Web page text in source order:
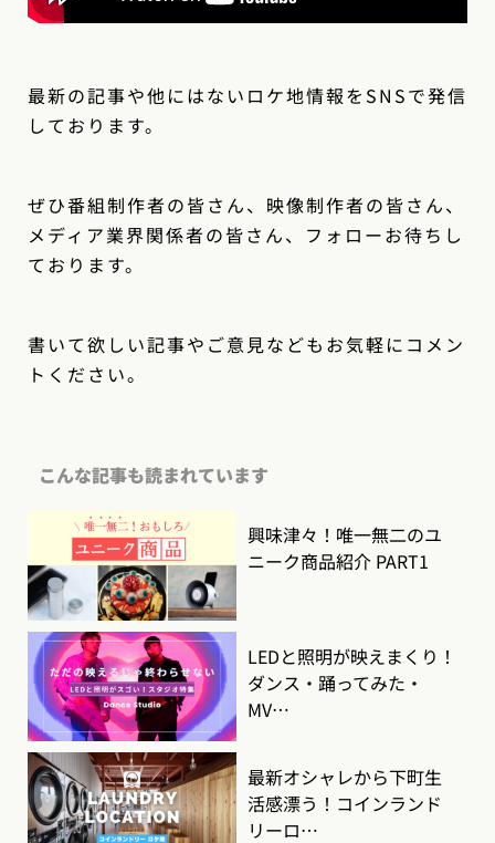
最新の記事や他にはないロケ地情報をSNSで発信
しております。
ぜひ番組制作者の皆さん、映像制作者の皆さん、
メディア業界関係者の皆さん、フォローお待ちし
ております。
書いて欲しい記事やご意見などもお気軽にコメン
トください。
こんな記事も読まれています
興味津々！唯一無二のユ
ニーク商品紹介 PART1
LEDと照明が映えまくり！
ダンス・踊ってみた・
MV…
最新オシャレから下町生
活感漂う！コインランド
リーロ…